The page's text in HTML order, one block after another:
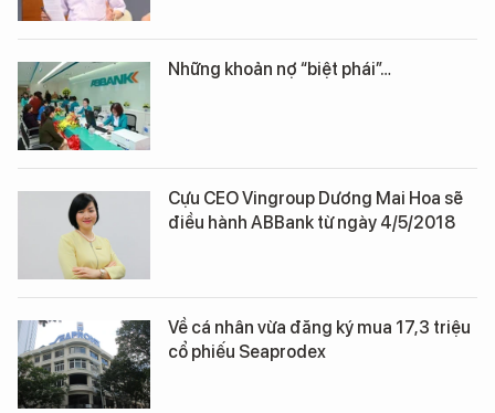
Những khoản nợ “biệt phái”…
Cựu CEO Vingroup Dương Mai Hoa sẽ
điều hành ABBank từ ngày 4/5/2018
Về cá nhân vừa đăng ký mua 17,3 triệu
cổ phiếu Seaprodex